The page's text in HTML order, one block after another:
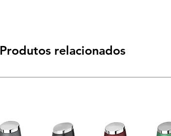
Produtos relacionados